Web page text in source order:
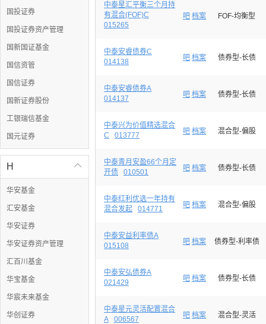
国投证券
国投证券资产管理
国新国证基金
国信资管
国信证券
国新证券股份
工银瑞信基金
国元证券

H
华安基金
汇安基金
华安证券
华安证券资产管理
汇百川基金
华宝基金
华宸未来基金
华创证券
中泰星汇平衡三个月持
有混合(FOF)C
015265
吧 档案 FOF-均衡型
中泰安睿债券C
014138
吧 档案 债券型-长债
中泰安睿债券A
014137
吧 档案 债券型-长债
中泰兴为价值精选混合
C
013777 吧 档案 混合型-偏股
中泰青月安盈66个月定
开债
010501 吧 档案 债券型-长债
中泰红利优选一年持有
混合发起
014771 吧 档案 混合型-偏股
中泰安益利率债A
015108
吧 档案 债券型-利率债
中泰安弘债券A
021429
吧 档案 债券型-长债
中泰星元灵活配置混合
A
006567 吧 档案 混合型-灵活